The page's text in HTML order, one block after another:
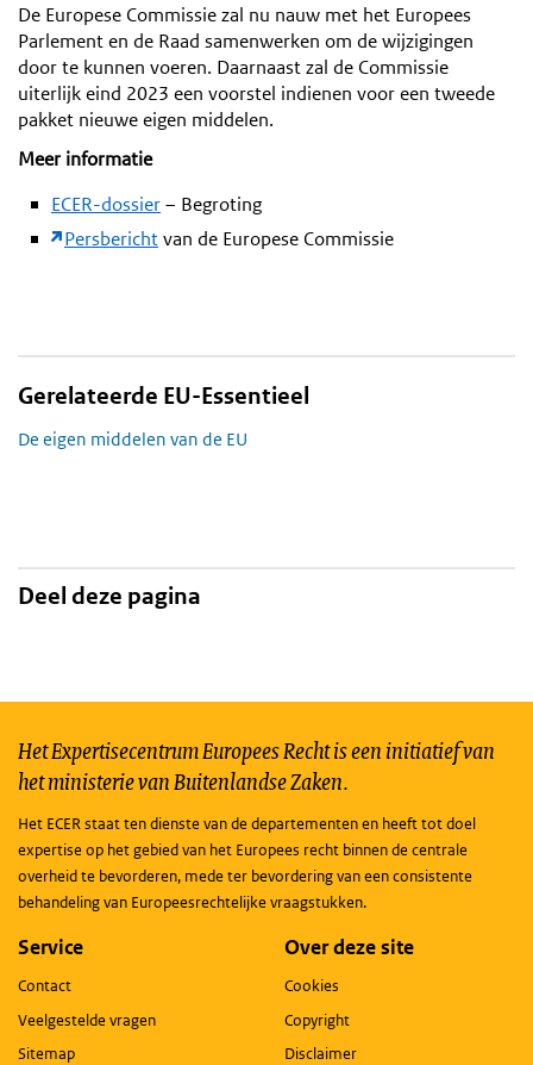
De Europese Commissie zal nu nauw met het Europees
Parlement en de Raad samenwerken om de wijzigingen
door te kunnen voeren. Daarnaast zal de Commissie
uiterlijk eind 2023 een voorstel indienen voor een tweede
pakket nieuwe eigen middelen.
Meer informatie
ECER-dossier– Begroting
Persberichtvan de Europese Commissie
Gerelateerde EU-Essentieel
De eigen middelen van de EU
Deel deze pagina
Het Expertisecentrum Europees Recht is een initiatief van
het ministerie van Buitenlandse Zaken.
Het ECER staat ten dienste van de departementen en heeft tot doel
expertise op het gebied van het Europees recht binnen de centrale
overheid te bevorderen, mede ter bevordering van een consistente
behandeling van Europeesrechtelijke vraagstukken.
Service
Contact
Veelgestelde vragen
Sitemap
Over deze site
Cookies
Copyright
Disclaimer